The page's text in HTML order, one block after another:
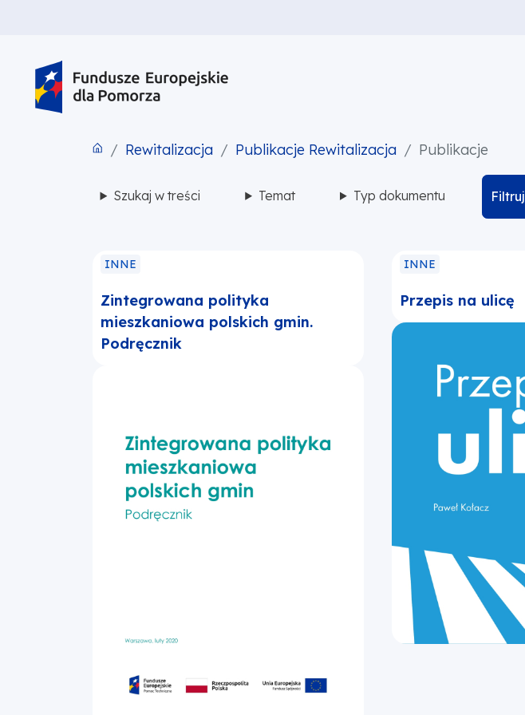
Rewitalizacja Publikacje Rewitalizacja Publikacje
Szukaj w treści Temat Typ dokumentu Filtruj
INNE
Zintegrowana polityka
mieszkaniowa polskich gmin.
Podręcznik
INNE
Przepis na ulicę